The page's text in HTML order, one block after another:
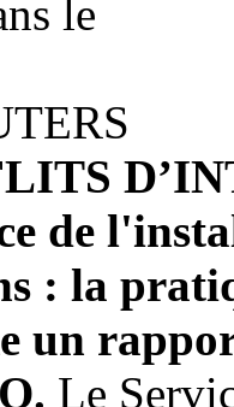
de
: la
un
Le